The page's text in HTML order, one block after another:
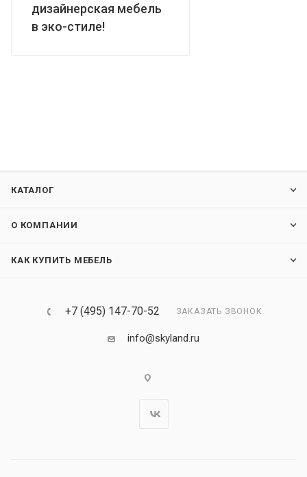
дизайнерская мебель
в эко-стиле!
КАТАЛОГ
О КОМПАНИИ
КАК КУПИТЬ МЕБЕЛЬ
+7 (495) 147-70-52 ЗАКАЗАТЬ ЗВОНОК
info@skyland.ru